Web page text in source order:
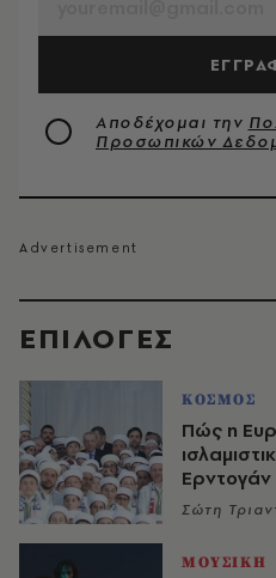
EΠΙΛΟΓΈΣ
ΚΟΣΜΟΣ
Πώς η
Ερντογάν
Σώτη
ΜΟΥΣΙΚΗ
Αποδέχομαι την
Προσωπικών